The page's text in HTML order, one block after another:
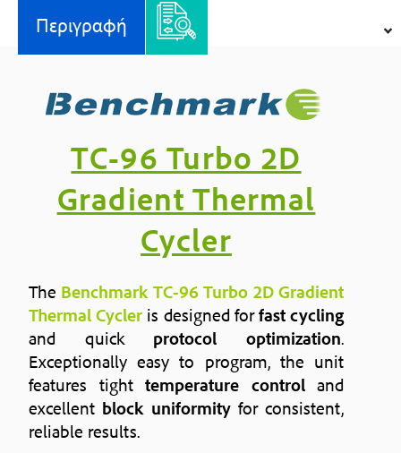
Benchmark
Περιγραφή
TC-96 Turbo 2D
Gradient Thermal
Cycler
The Benchmark TC-96 Turbo 2D Gradient
Thermal Cycler is designed forfast cycling
and quick protocol optimization.
Exceptionally easy to program, the unit
features tight temperature controland
excellent block uniformityfor consistent,
reliable results.